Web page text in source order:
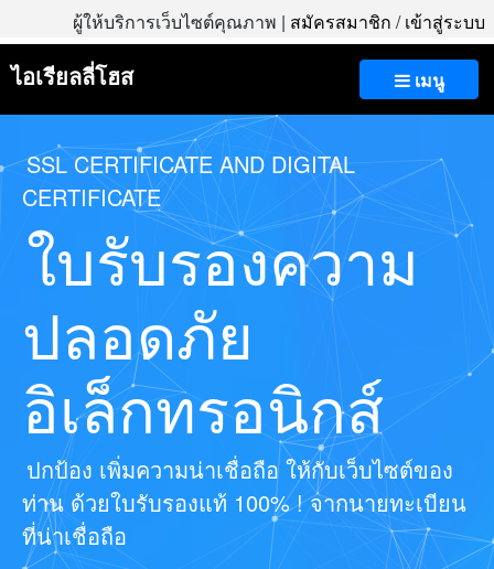
ผู้ให้บริการเว็บไซต์คุณภาพ | สมัครสมาชิก /เข้าสู่ระบบ
เมนู
ไอเรียลลี่โฮส
SSL CERTIFICATE AND DIGITAL
CERTIFICATE
ใบรับรองความ
ปลอดภัย
อิเล็กทรอนิกส์
ปกป้อง เพิ่มความน่าเชื่อถือ ให้กับเว็บไซต์ของ
ท่าน ด้วยใบรับรองแท้ 100% ! จากนายทะเบียน
ที่น่าเชื่อถือ